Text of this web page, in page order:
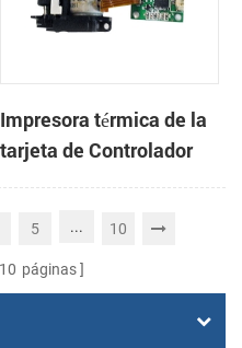
Impresora térmica de la
tarjeta de Controlador
DB-100
5 ... 10
10 páginas